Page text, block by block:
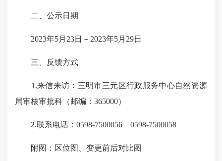
二、公示日期
2023年5月23日－2023年5月29日
三、反馈方式
1.来信来访：三明市三元区行政服务中心自然资源
局审核审批科（邮编：365000）
2.联系电话：0598-7500056 0598-7500058
附图：区位图、变更前后对比图